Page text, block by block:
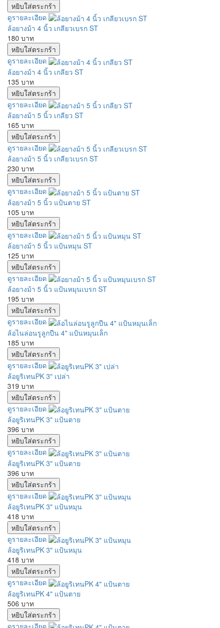
ดูรายละเอียด
ล้อยางม้า 4 นิ้ว เกลียวเบรก ST
180 บาท
ดูรายละเอียด
ล้อยางม้า 4 นิ้ว เกลียว ST
135 บาท
ดูรายละเอียด
ล้อยางม้า 5 นิ้ว เกลียว ST
165 บาท
ดูรายละเอียด
ล้อยางม้า 5 นิ้ว เกลียวเบรก ST
230 บาท
ดูรายละเอียด
ล้อยางม้า 5 นิ้ว แป้นตาย ST
105 บาท
ดูรายละเอียด
ล้อยางม้า 5 นิ้ว แป้นหมุน ST
125 บาท
ดูรายละเอียด
ล้อยางม้า 5 นิ้ว แป้นหมุนเบรก ST
195 บาท
ดูรายละเอียด
ล้อไนล่อนรูลูกปืน 4" แป้นหมุนเล็ก
185 บาท
ดูรายละเอียด
ล้อยูริเทนPK 3" เปล่า
319 บาท
ดูรายละเอียด
ล้อยูริเทนPK 3" แป้นตาย
396 บาท
ดูรายละเอียด
ล้อยูริเทนPK 3" แป้นตาย
396 บาท
ดูรายละเอียด
ล้อยูริเทนPK 3" แป้นหมุน
418 บาท
ดูรายละเอียด
ล้อยูริเทนPK 3" แป้นหมุน
418 บาท
ดูรายละเอียด
ล้อยูริเทนPK 4" แป้นตาย
506 บาท
ดูรายละเอียด